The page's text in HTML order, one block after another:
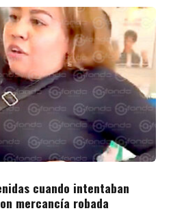
cuando intentaban
mercancía robada